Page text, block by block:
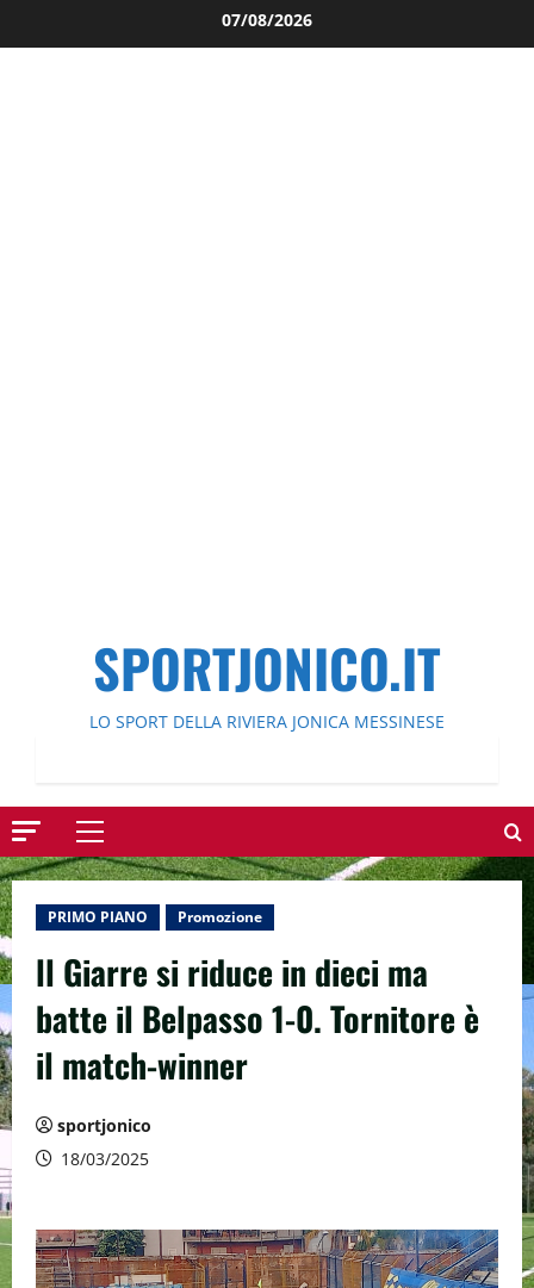
al
07/08/2026
SPORTJONICO.IT
LO SPORT DELLA RIVIERA JONICA MESSINESE
Menu
principale
PRIMO PIANO Promozione
ll Giarre si riduce in dieci ma
batte il Belpasso 1-0. Tornitore è
il match-winner
sportjonico
18/03/2025